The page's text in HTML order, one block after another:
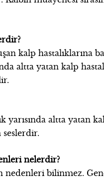
kalp hastalıklarına
altta yatan kalp
yarısında altta yatan
nelerdir?
bilinmez.